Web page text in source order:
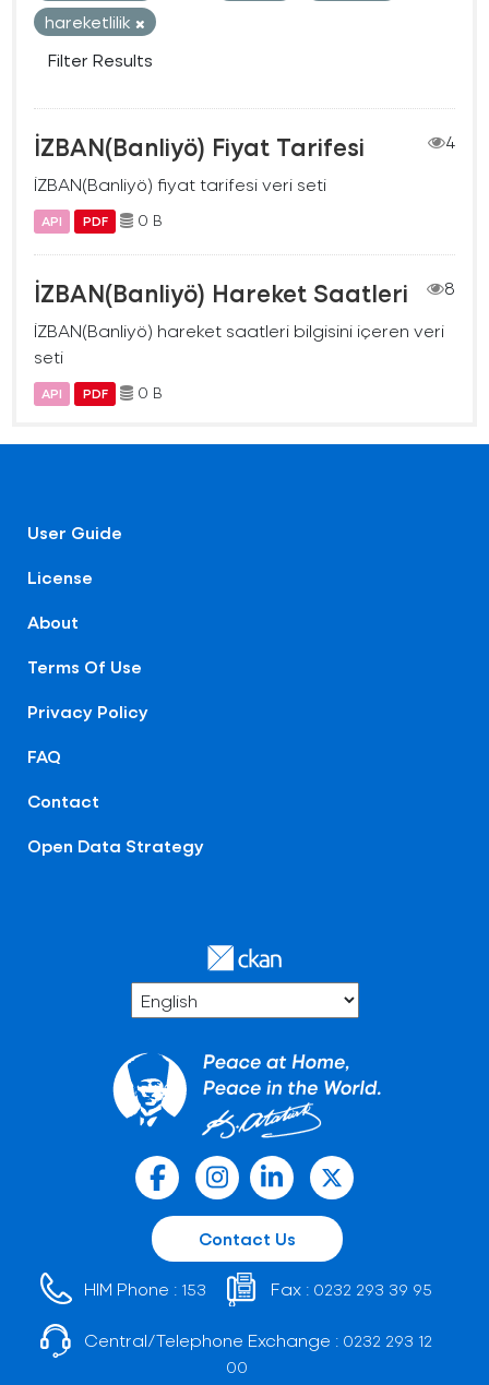
hareketlilik
Filter Results
İZBAN(Banliyö) Fiyat Tarifesi
4
İZBAN(Banliyö) fiyat tarifesi veri seti
API PDF 0 B
İZBAN(Banliyö) Hareket Saatleri
8
İZBAN(Banliyö) hareket saatleri bilgisini içeren veri
seti
API PDF 0 B
User Guide
License
About
Terms Of Use
Privacy Policy
FAQ
Contact
Open Data Strategy
Contact Us
HIM Phone : 153 Fax : 0232 293 39 95
Central/Telephone Exchange : 0232 293 12
00